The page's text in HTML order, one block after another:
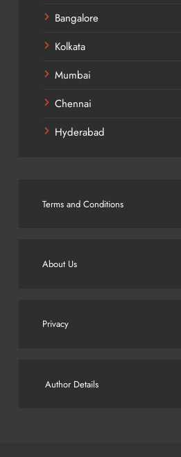
Bangalore
Kolkata
Mumbai
Chennai
Hyderabad
Terms and Conditions
About Us
Privacy
Author Details